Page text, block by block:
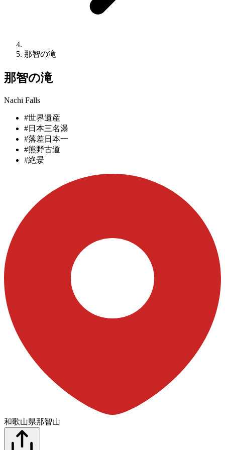
那智の滝
那智の滝
Nachi Falls
#世界遺産
#日本三名瀑
#落差日本一
#熊野古道
#絶景
和歌山県那智山